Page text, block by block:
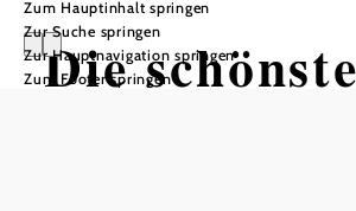
Zum Hauptinhalt springen
Zur Suche springen
Zur Hauptnavigation springen
Zum Footer springen
Die